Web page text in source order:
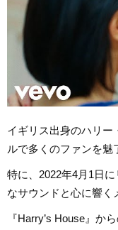
イギリス出身のハリー
ルで多くのファンを魅
特に、2022年4月1日
なサウンドと心に響く
『Harry’s House』か